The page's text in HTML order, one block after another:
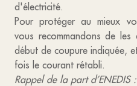
d'électricité.
Pour protéger au mieux
vous recommandons de
début de coupure indiquée,
fois le courant rétabli.
Rappel de la part d’ENEDIS :